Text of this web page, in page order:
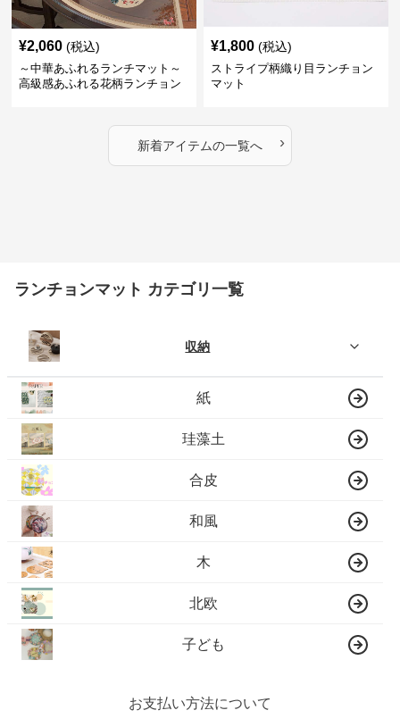
¥2,060 (税込)
～中華あふれるランチマット～
高級感あふれる花柄ランチョン
¥1,800 (税込)
ストライプ柄織り目ランチョン
マット
新着アイテムの一覧へ ›
ランチョンマット カテゴリ一覧
収納
紙
珪藻土
合皮
和風
木
北欧
子ども
お支払い方法について